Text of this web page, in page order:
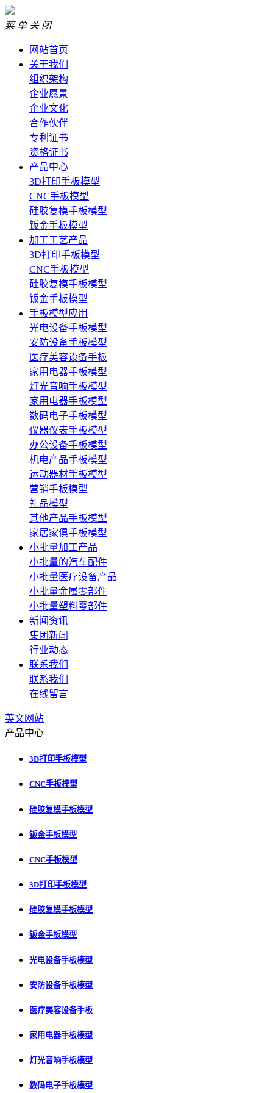
菜 单 关 闭
网站首页
关于我们
组织架构
企业愿景
企业文化
合作伙伴
专利证书
资格证书
产品中心
3D打印手板模型
CNC手板模型
硅胶复模手板模型
钣金手板模型
加工工艺产品
3D打印手板模型
CNC手板模型
硅胶复模手板模型
钣金手板模型
手板模型应用
光电设备手板模型
安防设备手板模型
医疗美容设备手板
家用电器手板模型
灯光音响手板模型
家用电器手板模型
数码电子手板模型
仪器仪表手板模型
办公设备手板模型
机电产品手板模型
运动器材手板模型
营销手板模型
礼品模型
其他产品手板模型
家居家俱手板模型
小批量加工产品
小批量的汽车配件
小批量医疗设备产品
小批量金属零部件
小批量塑料零部件
新闻资讯
集团新闻
行业动态
联系我们
联系我们
在线留言
英文网站
产品中心
3D打印手板模型
CNC手板模型
硅胶复模手板模型
钣金手板模型
CNC手板模型
3D打印手板模型
硅胶复模手板模型
钣金手板模型
光电设备手板模型
安防设备手板模型
医疗美容设备手板
家用电器手板模型
灯光音响手板模型
数码电子手板模型